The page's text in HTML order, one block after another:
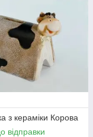
з кераміки Корова
відправки